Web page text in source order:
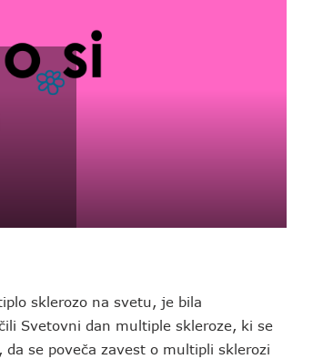
sklerozo na svetu, je bila
Svetovni dan multiple skleroze, ki se
se poveča zavest o multipli sklerozi